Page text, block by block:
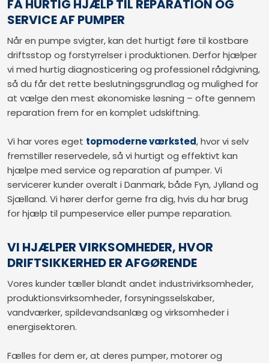
FÅ HURTIG HJÆLP TIL REPARATION OG
SERVICE AF PUMPER
Når en pumpe svigter, kan det hurtigt føre til kostbare
driftsstop og forstyrrelser i produktionen. Derfor hjælper
vi med hurtig diagnosticering og professionel rådgivning,
så du får det rette beslutningsgrundlag og mulighed for
at vælge den mest økonomiske løsning – ofte gennem
reparation frem for en komplet udskiftning.
Vi har vores eget topmoderne værksted, hvor vi selv
fremstiller reservedele, så vi hurtigt og effektivt kan
hjælpe med service og reparation af pumper. Vi
servicerer kunder overalt i Danmark, både Fyn, Jylland og
Sjælland. Vi hører derfor gerne fra dig, hvis du har brug
for hjælp til pumpeservice eller pumpe reparation.
VI HJÆLPER VIRKSOMHEDER, HVOR
DRIFTSIKKERHED ER AFGØRENDE
Vores kunder tæller blandt andet industrivirksomheder,
produktionsvirksomheder, forsyningsselskaber,
vandværker, spildevandsanlæg og virksomheder i
energisektoren.
Fælles for dem er, at deres pumper, motorer og